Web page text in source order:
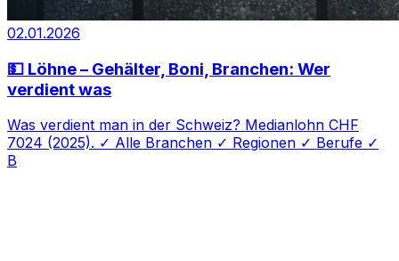
02.01.2026
💵 Löhne – Gehälter, Boni, Branchen: Wer
verdient was
Was verdient man in der Schweiz? Medianlohn CHF
7024 (2025). ✓ Alle Branchen ✓ Regionen ✓ Berufe ✓
B